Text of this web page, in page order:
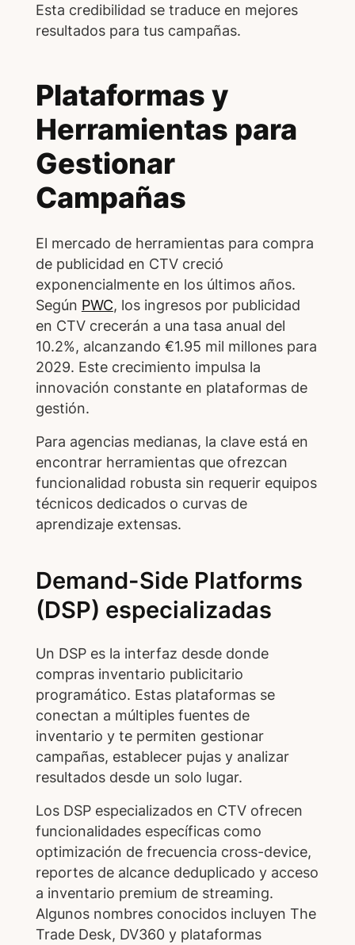
Esta credibilidad se traduce en mejores
resultados para tus campañas.
Plataformas y
Herramientas para
Gestionar
Campañas
El mercado de herramientas para compra
de publicidad en CTV creció
exponencialmente en los últimos años.
Según PWC, los ingresos por publicidad
en CTV crecerán a una tasa anual del
10.2%, alcanzando €1.95 mil millones para
2029. Este crecimiento impulsa la
innovación constante en plataformas de
gestión.
Para agencias medianas, la clave está en
encontrar herramientas que ofrezcan
funcionalidad robusta sin requerir equipos
técnicos dedicados o curvas de
aprendizaje extensas.
Demand-Side Platforms
(DSP) especializadas
Un DSP es la interfaz desde donde
compras inventario publicitario
programático. Estas plataformas se
conectan a múltiples fuentes de
inventario y te permiten gestionar
campañas, establecer pujas y analizar
resultados desde un solo lugar.
Los DSP especializados en CTV ofrecen
funcionalidades específicas como
optimización de frecuencia cross-device,
reportes de alcance deduplicado y acceso
a inventario premium de streaming.
Algunos nombres conocidos incluyen The
Trade Desk, DV360 y plataformas